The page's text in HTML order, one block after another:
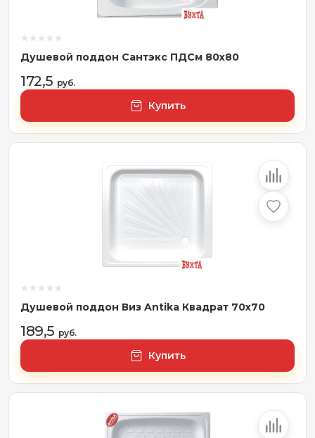
Душевой поддон Сантэкс ПДСм 80х80
172,5 руб.
Купить
Душевой поддон Виз Antika Квадрат 70x70
189,5 руб.
Купить